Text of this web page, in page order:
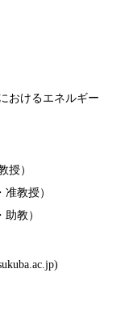
おけるエネルギー
授）
教授）
教）